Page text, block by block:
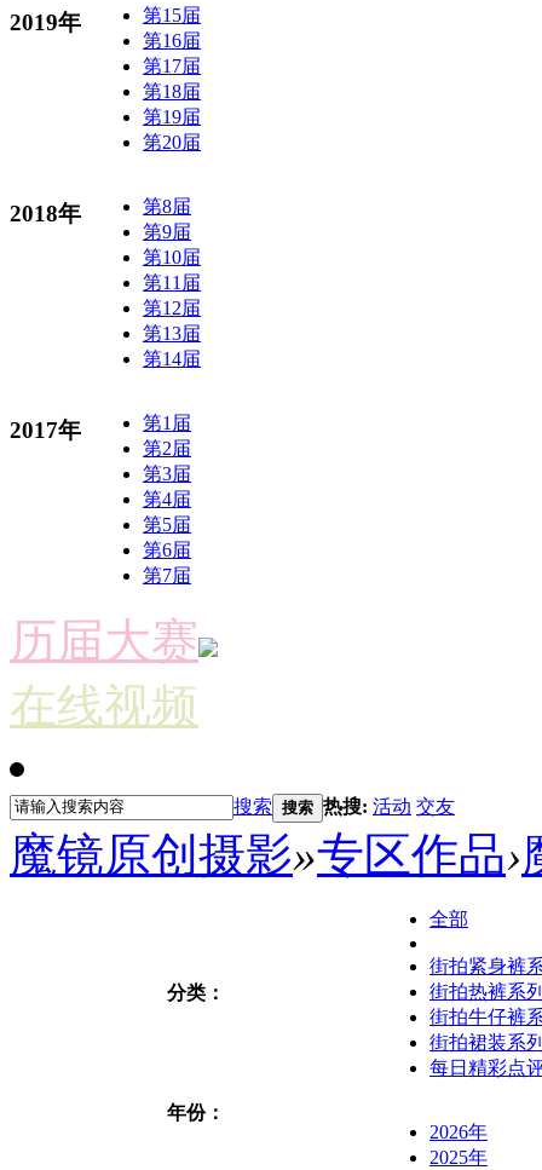
2019年
第15届
第16届
第17届
第18届
第19届
第20届
2018年
第8届
第9届
第10届
第11届
第12届
第13届
第14届
2017年
第1届
第2届
第3届
第4届
第5届
第6届
第7届
历届大赛
在线视频
搜索 搜索 热搜: 活动 交友
魔镜原创摄影»专区作品›
分类：
全部
街拍紧身裤
街拍热裤系
街拍牛仔裤
街拍裙装系
每日精彩点
年份：
2026年
2025年